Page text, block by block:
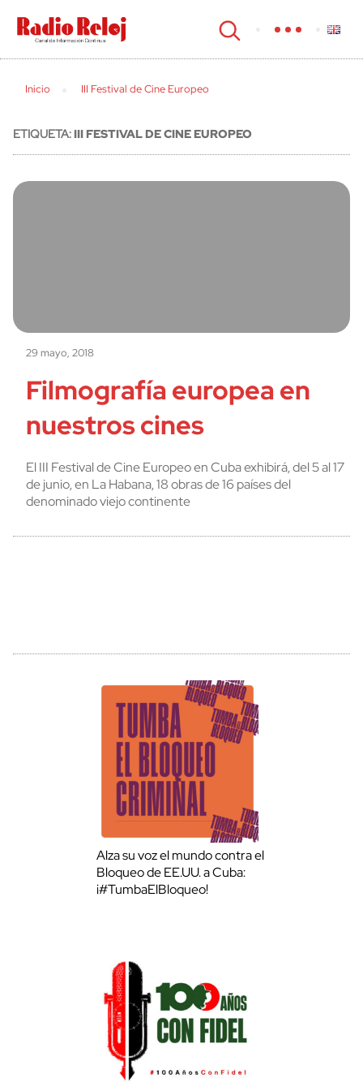
cerrar
Inicio III Festival de Cine Europeo
ETIQUETA:III FESTIVAL DE CINE EUROPEO
29 mayo, 2018
Filmografía europea en
nuestros cines
El III Festival de Cine Europeo en Cuba exhibirá, del 5 al 17
de junio, en La Habana, 18 obras de 16 países del
denominado viejo continente
Alza su voz el mundo contra el
Bloqueo de EE.UU. a Cuba:
¡#TumbaElBloqueo!